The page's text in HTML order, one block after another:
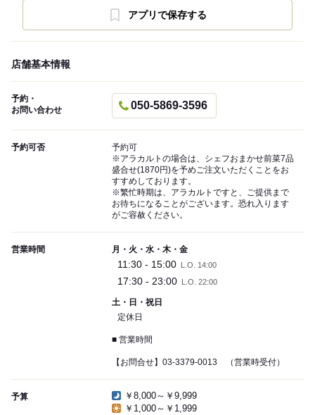
アプリで保存する
店舗基本情報
予約・
お問い合わせ
050-5869-3596
予約可否
予約可
※アラカルトの場合は、シェフおまかせ前菜7品
盛合せ(1870円)を予めご注文いただくことをお
すすめしております。
※繁忙時期は、アラカルトですと、ご提供まで
お待ちになることがございます。恐れ入ります
がご容赦ください。
営業時間 月・火・水・木・金
11:30 - 15:00 L.O. 14:00
17:30 - 23:00 L.O. 22:00
土・日・祝日
定休日
■ 営業時間
【お問合せ】03-3379-0013 （営業時受付）
予算
￥8,000～￥9,999
￥1,000～￥1,999